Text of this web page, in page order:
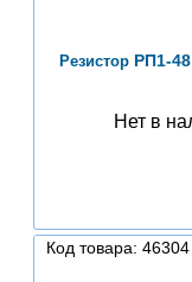
РезисторРП1-
Нет в
Код товара: 46304